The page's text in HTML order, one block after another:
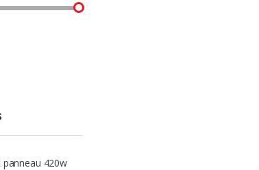
panneau 420w